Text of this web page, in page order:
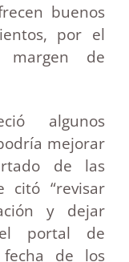
buenos
por el
margen de
algunos
mejorar
de las
citó “revisar
y dejar
portal de
de los